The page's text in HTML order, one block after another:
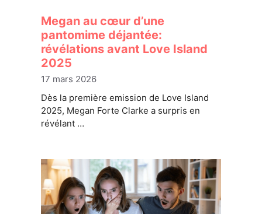
Megan au cœur d’une
pantomime déjantée:
révélations avant Love Island
2025
17 mars 2026
Dès la première emission de Love Island
2025, Megan Forte Clarke a surpris en
révélant …